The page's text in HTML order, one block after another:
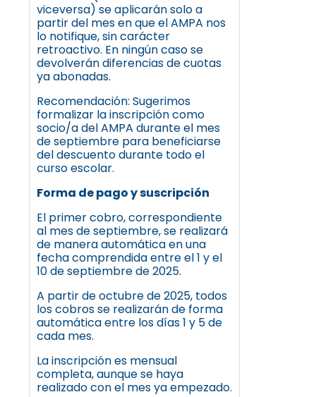
viceversa) se aplicarán solo a
partir del mes en que el AMPA nos
lo notifique, sin carácter
retroactivo. En ningún caso se
devolverán diferencias de cuotas
ya abonadas.
Recomendación: Sugerimos
formalizar la inscripción como
socio/a del AMPA durante el mes
de septiembre para beneficiarse
del descuento durante todo el
curso escolar.
Forma de pago y suscripción
El primer cobro, correspondiente
al mes de septiembre, se realizará
de manera automática en una
fecha comprendida entre el 1 y el
10 de septiembre de 2025.
A partir de octubre de 2025, todos
los cobros se realizarán de forma
automática entre los días 1 y 5 de
cada mes.
La inscripción es mensual
completa, aunque se haya
realizado con el mes ya empezado.